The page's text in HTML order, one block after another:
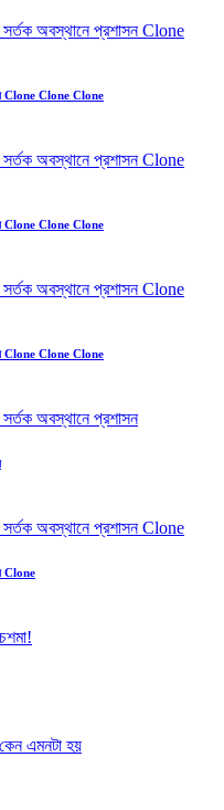
Clone Clone Clone
Clone Clone Clone
Clone Clone Clone
Clone